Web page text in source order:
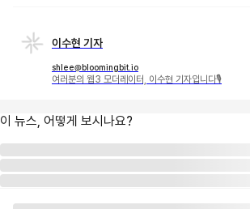
이수현 기자
shlee@bloomingbit.io
여러분의 웹3 모더레이터, 이수현 기자입니다🎙
이 뉴스, 어떻게 보시나요?